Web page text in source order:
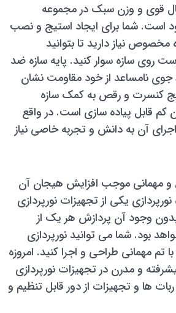
قوی و وزن سبک در مجموعه
است. شما برای ایجاد استیج و نصب
مخصوص نیاز دارید تا بتوانید
روی سازه سوار کنید. پایه سازه ضد
جوی نامساعد از خود مقاومت نشان
کنسرت و رقص به کمک سازه
کم قابل پیاده سازی است. در واقع
آن به دانش و تجربه خاصی نیاز
و مهمانی موجب افزایش هیجان آن
یکی از تجهیزات نورپردازی
وجود آن پردازش هر یک از
بود. شما می توانید نورپردازی
مهمانی طراحی و اجرا کنید. امروزه
و مدرن در تجهیزات نورپردازی
ها و تجهیزات از دور قابل تنظیم و